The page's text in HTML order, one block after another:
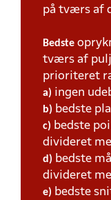
på tværs af
Bedste
tværs af
prioriteret
a) ingen
b) bedste
c) bedste
divideret
d) bedste
divideret
e) bedste